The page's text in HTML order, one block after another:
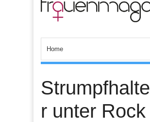
Strumpfhalte
r unter Rock